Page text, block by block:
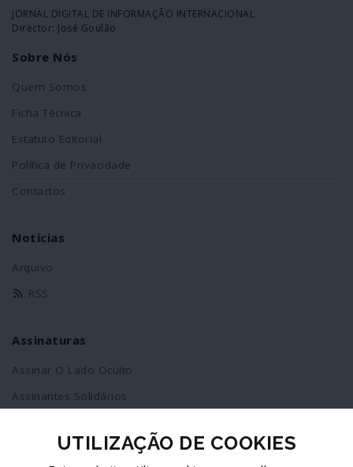
JORNAL DIGITAL DE INFORMAÇÃO INTERNACIONAL
Director: José Goulão
Sobre Nós
Quem Somos
Ficha Técnica
Estatuto Editorial
Política de Privacidade
Contactos
Notícias
Arquivo
RSS
Assinaturas
Assinar O Lado Oculto
Assinantes Solidários
Redes SociaisUTILIZAÇÃO DE COOKIES